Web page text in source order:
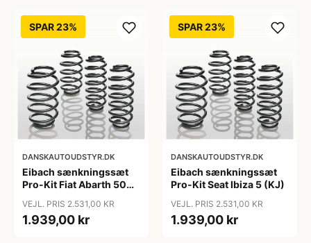
SPAR 23%
DANSKAUTOUDSTYR.DK
Eibach sænkningssæt
Pro-Kit Fiat Abarth 500
VEJL. PRIS 2.531,00 KR
1.939,00 kr
SPAR 23%
DANSKAUTOUDSTYR.DK
Eibach sænkningssæt
Pro-Kit Seat Ibiza 5 (KJ)
VEJL. PRIS 2.531,00 KR
1.939,00 kr